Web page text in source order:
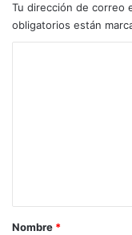
Tu dirección de correo
obligatorios están
r
Nombre *